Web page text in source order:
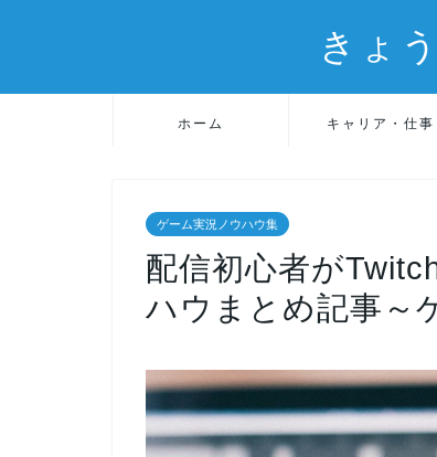
きょ
ホーム キャリア・仕事
ゲーム実況ノウハウ集
配信初心者が
ハウまとめ記事～